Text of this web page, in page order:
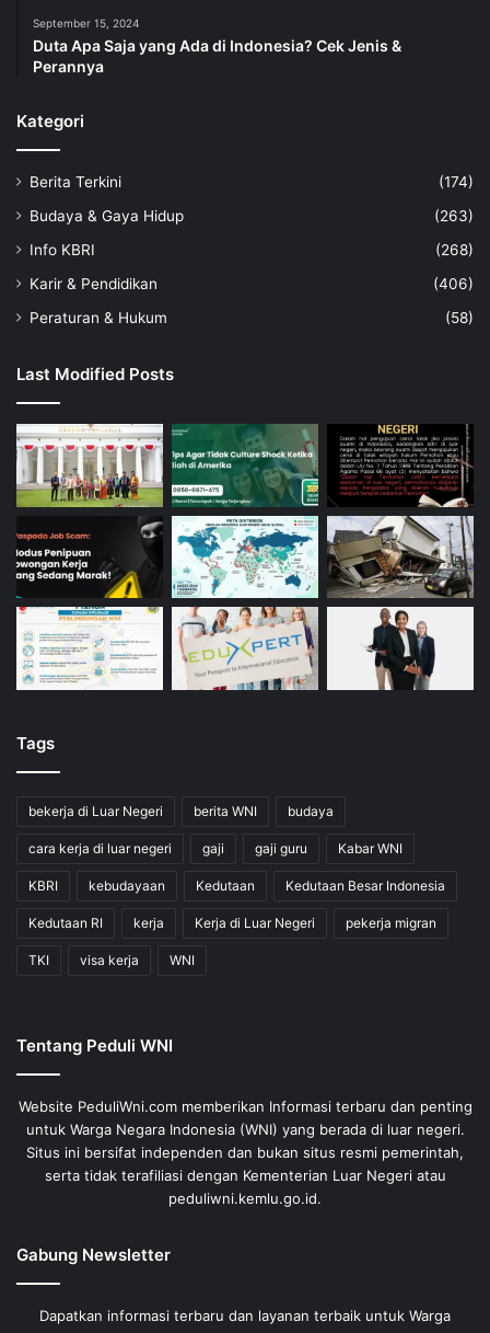
September 15, 2024
Duta Apa Saja yang Ada di Indonesia? Cek Jenis &
Perannya
Kategori
Berita Terkini
(174)
Budaya & Gaya Hidup
(263)
Info KBRI
(268)
Karir & Pendidikan
(406)
Peraturan & Hukum
(58)
Last Modified Posts
Tags
bekerja di Luar Negeri berita WNI budaya
cara kerja di luar negeri gaji gaji guru Kabar WNI
KBRI kebudayaan Kedutaan Kedutaan Besar Indonesia
Kedutaan RI kerja Kerja di Luar Negeri pekerja migran
TKI visa kerja WNI
Tentang Peduli WNI
Website PeduliWni.com memberikan Informasi terbaru dan penting
untuk Warga Negara Indonesia (WNI) yang berada di luar negeri.
Situs ini bersifat independen dan bukan situs resmi pemerintah,
serta tidak terafiliasi dengan Kementerian Luar Negeri atau
peduliwni.kemlu.go.id.
Gabung Newsletter
Dapatkan informasi terbaru dan layanan terbaik untuk Warga